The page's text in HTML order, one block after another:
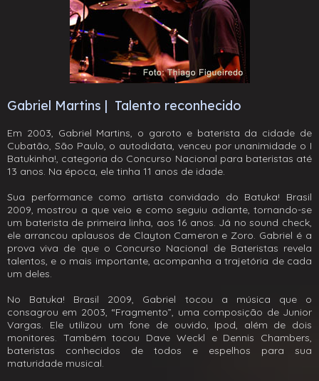
Gabriel Martins | Talento reconhecido
Em 2003, Gabriel Martins, o garoto e baterista da cidade de
Cubatão, São Paulo, o autodidata, venceu por unanimidade o I
Batukinha!, categoria do Concurso Nacional para bateristas até
13 anos. Na época, ele tinha 11 anos de idade.
Sua performance como artista convidado do Batuka! Brasil
2009, mostrou a que veio e como seguiu adiante, tornando-se
um baterista de primeira linha, aos 16 anos. Já no sound check,
ele arrancou aplausos de Clayton Cameron e Zoro. Gabriel é a
prova viva de que o Concurso Nacional de Bateristas revela
talentos, e o mais importante, acompanha a trajetória de cada
um deles.
No Batuka! Brasil 2009, Gabriel tocou a música que o
consagrou em 2003, “Fragmento”, uma composição de Junior
Vargas. Ele utilizou um fone de ouvido, Ipod, além de dois
monitores. Também tocou Dave Weckl e Dennis Chambers,
bateristas conhecidos de todos e espelhos para sua
maturidade musical.